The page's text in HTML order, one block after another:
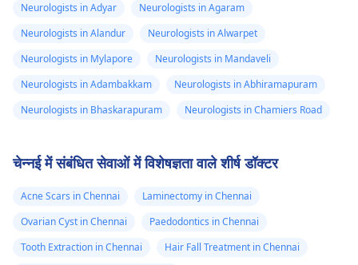
Neurologists in Adyar
Neurologists in Agaram
Neurologists in Alandur
Neurologists in Alwarpet
Neurologists in Mylapore
Neurologists in Mandaveli
Neurologists in Adambakkam
Neurologists in Abhiramapuram
Neurologists in Bhaskarapuram
Neurologists in Chamiers Road
चेन्नई में संबंधित सेवाओं में विशेषज्ञता वाले शीर्ष डॉक्टर
Acne Scars in Chennai
Laminectomy in Chennai
Ovarian Cyst in Chennai
Paedodontics in Chennai
Tooth Extraction in Chennai
Hair Fall Treatment in Chennai